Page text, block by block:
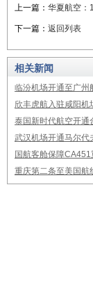
上一篇： 华夏航空：
下一篇： 返回列表
相关新闻
临汾机场开通至广州
欣丰虎航入驻咸阳
泰国新时代航空开通
武汉机场开通马尔代
国航客舱保障
重庆第二条至美国航